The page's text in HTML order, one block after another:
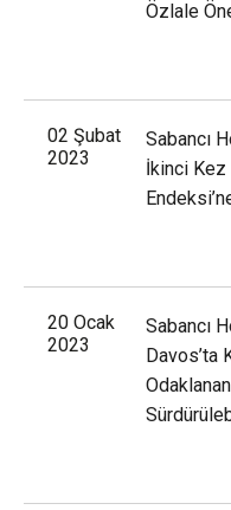
Özlale
02 Şubat
2023
Sabancı
İkinci
20 Ocak
2023
Sabancı
Davos’ta